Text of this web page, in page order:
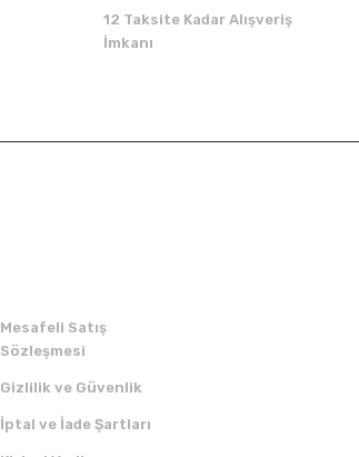
12 Taksite Kadar Alışveriş
İmkanı
Mesafeli Satış
Sözleşmesi
Gizlilik ve Güvenlik
İptal ve İade Şartları